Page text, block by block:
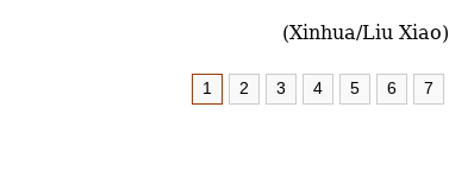
(Xinhua/Liu Xiao)
1 2 3 4 5 6 7